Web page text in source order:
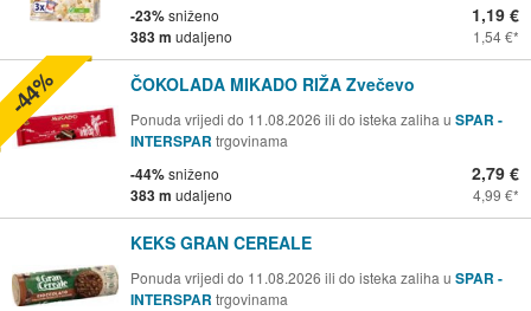
-23%sniženo
383 m udaljeno
1,19 €
1,54 €
ČOKOLADA MIKADO RIŽA Zvečevo
Ponuda vrijedi do 11.08.2026 ili do isteka zaliha u SPAR -
INTERSPAR trgovinama
-44%sniženo
383 m udaljeno
2,79 €
4,99 €
-44%
KEKS GRAN CEREALE
Ponuda vrijedi do 11.08.2026 ili do isteka zaliha u SPAR -
INTERSPAR trgovinama